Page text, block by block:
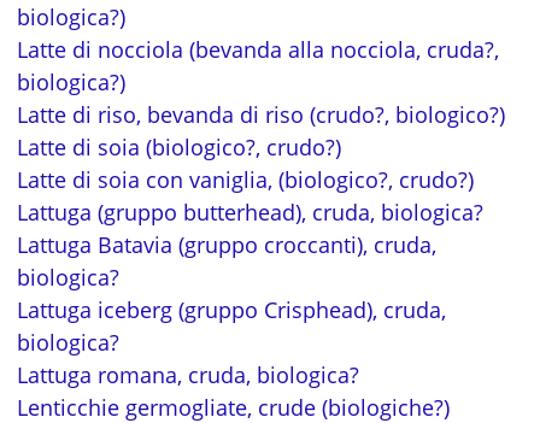
biologica?)
Latte di nocciola (bevanda alla nocciola, cruda?,
biologica?)
Latte di riso, bevanda di riso (crudo?, biologico?)
Latte di soia (biologico?, crudo?)
Latte di soia con vaniglia, (biologico?, crudo?)
Lattuga (gruppo butterhead), cruda, biologica?
Lattuga Batavia (gruppo croccanti), cruda,
biologica?
Lattuga iceberg (gruppo Crisphead), cruda,
biologica?
Lattuga romana, cruda, biologica?
Lenticchie germogliate, crude (biologiche?)